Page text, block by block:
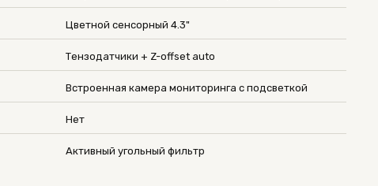
Цветной сенсорный 4.3"
Тензодатчики + Z-offset auto
Встроенная камера мониторинга с подсветкой
Нет
Активный угольный фильтр